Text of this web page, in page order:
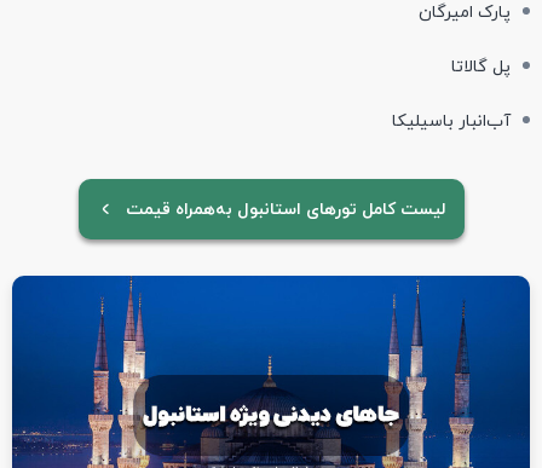
پارک امیرگان
پل گالاتا
آب‌انبار باسیلیکا
لیست کامل تورهای استانبول به‌همراه قیمت